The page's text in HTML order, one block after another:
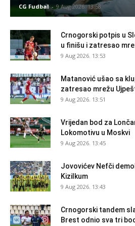
CG Fudbal - 9 Aug 2026. 13:58
Crnogorski potpis u
u finišu i zatresao
9 Aug 2026. 13:53
Matanović ušao sa
zatresao mrežu
9 Aug 2026. 13:51
Vrijedan bod za
Lokomotivu u Moskvi
9 Aug 2026. 13:45
Jovovićev Nefči
Kizilkum
9 Aug 2026. 13:43
Crnogorski tandem
Brest odnio sva tri